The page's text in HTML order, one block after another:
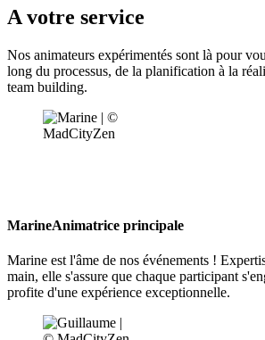
A votre service
Nos animateurs expérimentés sont là pour
long du processus, de la planification à la
team building.
MarineAnimatrice principale
Marine est l'âme de nos événements !
main, elle s'assure que chaque participant
profite d'une expérience exceptionnelle.